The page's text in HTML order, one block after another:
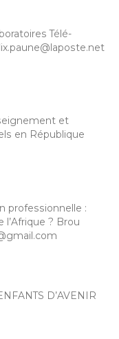
Télé-
et
en République
professionnelle :
? Brou
D’AVENIR